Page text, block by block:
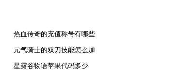
热血传奇的充值称号有哪些
元气骑士的双刀技能怎么加
星露谷物语苹果代码多少